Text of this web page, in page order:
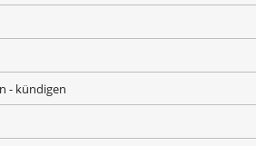
- kündigen